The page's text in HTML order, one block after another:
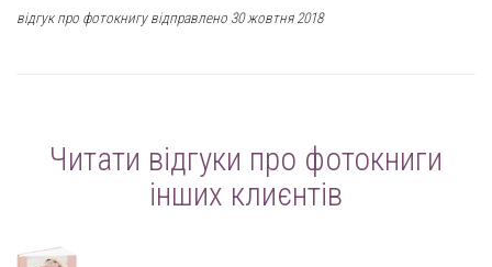
відгук про фотокнигу відправлено 30 жовтня 2018
Читати відгуки про фотокниги
інших клиєнтів